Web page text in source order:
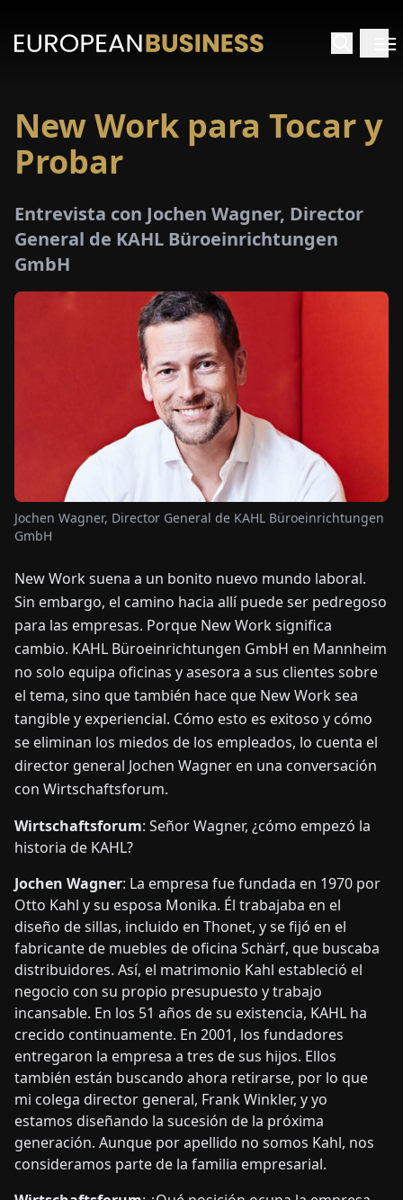
ENDEFRES ITNLPL HU
CONTÁCTENOS
New Work para Tocar y
Probar
Entrevista con Jochen Wagner, Director
General de KAHL Büroeinrichtungen
GmbH
Jochen Wagner, Director General de KAHL Büroeinrichtungen
GmbH
New Work suena a un bonito nuevo mundo laboral.
Sin embargo, el camino hacia allí puede ser pedregoso
para las empresas. Porque New Work significa
cambio. KAHL Büroeinrichtungen GmbH en Mannheim
no solo equipa oficinas y asesora a sus clientes sobre
el tema, sino que también hace que New Work sea
tangible y experiencial. Cómo esto es exitoso y cómo
se eliminan los miedos de los empleados, lo cuenta el
director general Jochen Wagner en una conversación
con Wirtschaftsforum.
Wirtschaftsforum: Señor Wagner, ¿cómo empezó la
historia de KAHL?
Jochen Wagner: La empresa fue fundada en 1970 por
Otto Kahl y su esposa Monika. Él trabajaba en el
diseño de sillas, incluido en Thonet, y se fijó en el
fabricante de muebles de oficina Schärf, que buscaba
distribuidores. Así, el matrimonio Kahl estableció el
negocio con su propio presupuesto y trabajo
incansable. En los 51 años de su existencia, KAHL ha
crecido continuamente. En 2001, los fundadores
entregaron la empresa a tres de sus hijos. Ellos
también están buscando ahora retirarse, por lo que
mi colega director general, Frank Winkler, y yo
estamos diseñando la sucesión de la próxima
generación. Aunque por apellido no somos Kahl, nos
consideramos parte de la familia empresarial.